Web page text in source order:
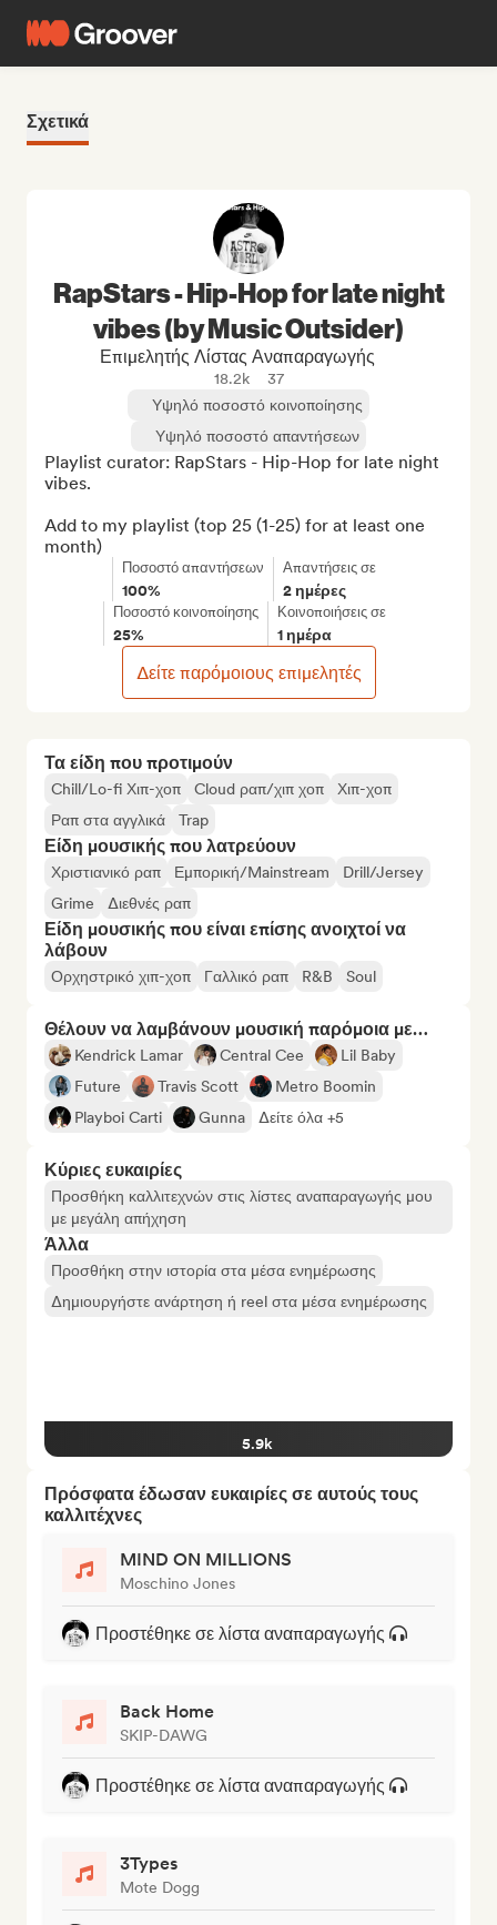
Σχετικά
Τα είδη που προτιμούν
Chill/Lo-fi Χιπ-χοπ Cloud ραπ/χιπ χοπ
Χιπ-χοπ
Ραπ στα αγγλικά
Trap
Είδη μουσικής που λατρεύουν
Χριστιανικό ραπ Εμπορική/Mainstream
Drill/Jersey
Grime
Διεθνές ραπ
Είδη μουσικής που είναι επίσης ανοιχτοί να
λάβουν
Ορχηστρικό χιπ-χοπ Γαλλικό ραπ R&B Soul
Θέλουν να λαμβάνουν μουσική παρόμοια με…
Kendrick Lamar Central Cee
Lil Baby
Future
Travis Scott
Metro Boomin
Playboi Carti
Gunna Δείτε όλα +5
Κύριες ευκαιρίες
Προσθήκη καλλιτεχνών στις λίστες αναπαραγωγής μου
με μεγάλη απήχηση
Άλλα
Προσθήκη στην ιστορία στα μέσα ενημέρωσης
Δημιουργήστε ανάρτηση ή reel στα μέσα ενημέρωσης
5.9k
Πρόσφατα έδωσαν ευκαιρίες σε αυτούς τους
καλλιτέχνες
MIND ON MILLIONS
Moschino Jones
Προστέθηκε σε λίστα αναπαραγωγής
Back Home
SKIP-DAWG
Προστέθηκε σε λίστα αναπαραγωγής
3Types
Mote Dogg
RapStars - Hip-Hop for late night
vibes (by Music Outsider)
Επιμελητής Λίστας Αναπαραγωγής
18.2k
37
Υψηλό ποσοστό κοινοποίησης
Υψηλό ποσοστό απαντήσεων
Playlist curator: RapStars - Hip-Hop for late night
vibes.
Add to my playlist (top 25 (1-25) for at least one
month)
Ποσοστό απαντήσεων
100%
Απαντήσεις σε
2 ημέρες
Ποσοστό κοινοποίησης
25%
Κοινοποιήσεις σε
1 ημέρα
Δείτε παρόμοιους επιμελητές